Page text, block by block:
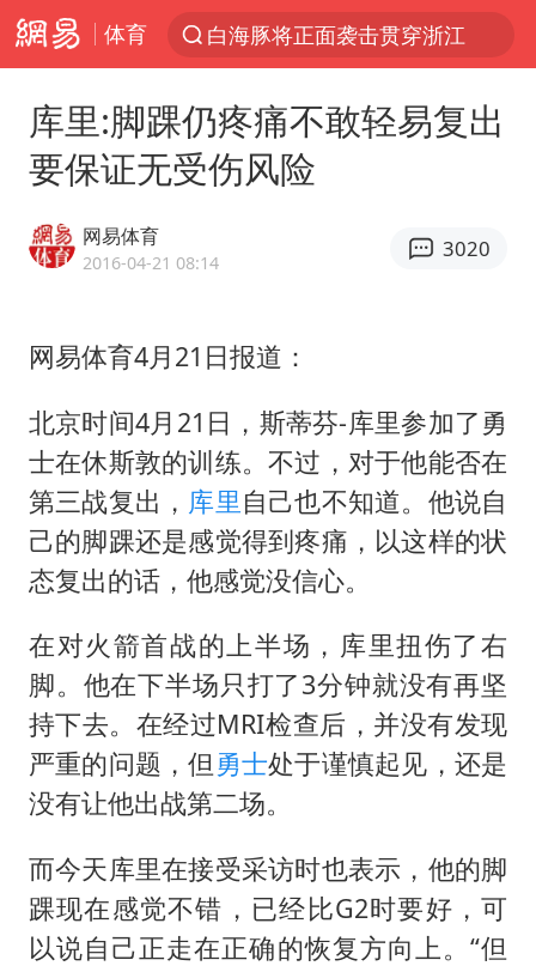
体育
白海豚将正面袭击贯穿浙江
解锁各地夏日限定体验
视频丨中国东方电气集团原党组副书记、董事宋致远被查
男童模仿奥特曼从高处跳下致骨折
周末打虎 宋致远被查
郑丽文：台湾从来没有“独立”过
黄金创今年来最大单周涨幅
多个明星演唱会取消
万岁山接盘烂尾恒大文旅城
女儿为争财产堵门阻挠父亲出殡
制冰厂工人旺季能月入一万三
库里:脚踝仍疼痛不敢轻易复出
要保证无受伤风险
网易体育
2016-04-21 08:14
3020
网易体育4月21日报道：
北京时间4月21日，斯蒂芬-库里参加了勇
士在休斯敦的训练。不过，对于他能否在
第三战复出， 库里 自己也不知道。他说自
己的脚踝还是感觉得到疼痛，以这样的状
态复出的话，他感觉没信心。
在对火箭首战的上半场，库里扭伤了右
脚。他在下半场只打了3分钟就没有再坚
持下去。在经过MRI检查后，并没有发现
严重的问题，但 勇士处于谨慎起见，还是
没有让他出战第二场。
而今天库里在接受采访时也表示，他的脚
踝现在感觉不错，已经比G2时要好，可
以说自己正走在正确的恢复方向上。“但